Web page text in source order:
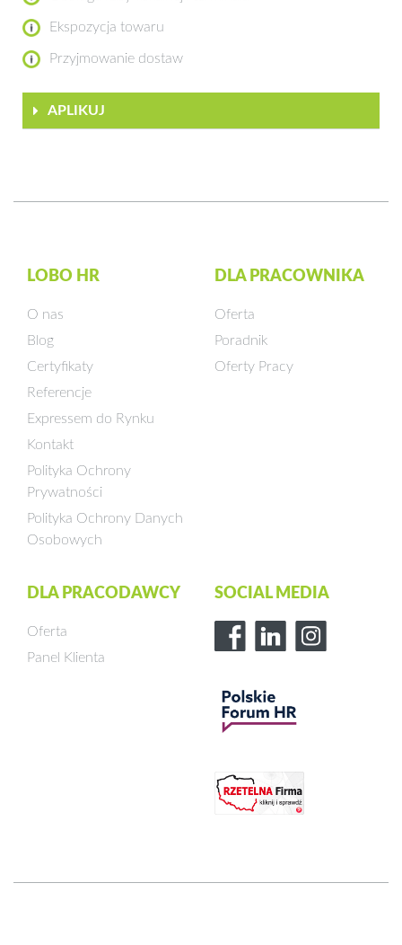
Ekspozycja towaru
Przyjmowanie dostaw
APLIKUJ
LOBO HR
O nas
Blog
Certyfikaty
Referencje
Expressem do Rynku
Kontakt
Polityka Ochrony
Prywatności
Polityka Ochrony Danych
Osobowych
DLA PRACOWNIKA
Oferta
Poradnik
Oferty Pracy
DLA PRACODAWCY
Oferta
Panel Klienta
SOCIAL MEDIA